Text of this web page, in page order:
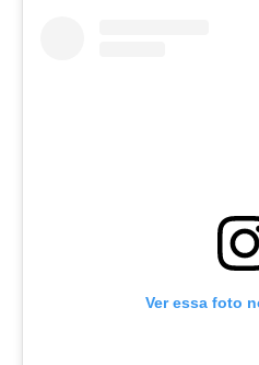
Ver essa foto